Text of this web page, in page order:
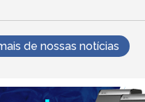
de nossas notícias